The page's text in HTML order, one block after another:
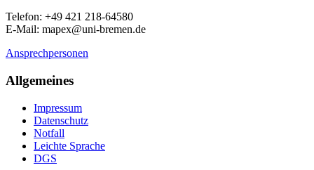
Telefon: +49 421 218-64580
E-Mail: mapex@uni-bremen.de
Ansprechpersonen
Allgemeines
Impressum
Datenschutz
Notfall
Leichte Sprache
DGS